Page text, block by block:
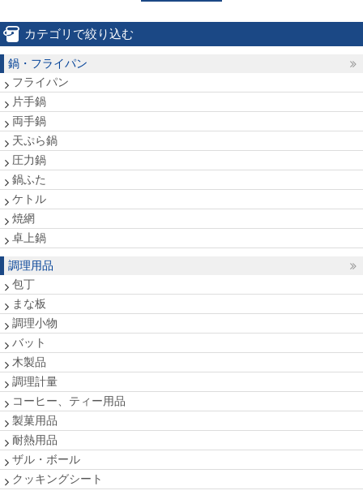
カテゴリで絞り込む
鍋・フライパン
フライパン
片手鍋
両手鍋
天ぷら鍋
圧力鍋
鍋ふた
ケトル
焼網
卓上鍋
調理用品
包丁
まな板
調理小物
バット
木製品
調理計量
コーヒー、ティー用品
製菓用品
耐熱用品
ザル・ボール
クッキングシート